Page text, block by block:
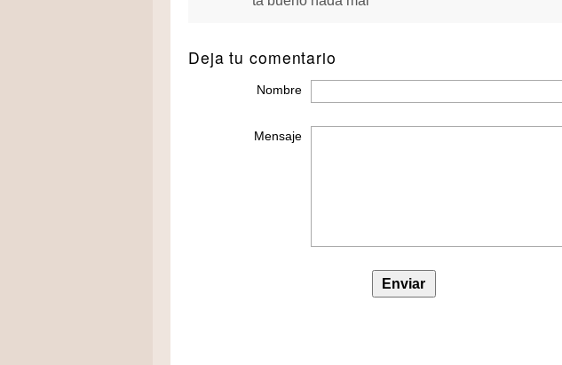
Deja tu comentario
Nombre
Mensaje